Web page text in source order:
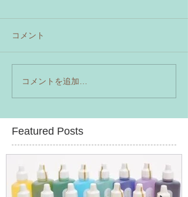
コメント
コメントを追加…
Featured Posts